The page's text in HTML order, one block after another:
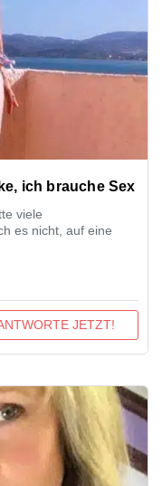
ich brauche Sex
viele
es nicht, auf eine
JETZT!